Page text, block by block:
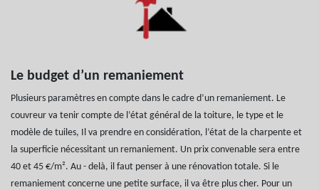
Le budget d’un remaniement
Plusieurs paramètres en compte dans le cadre d’un remaniement. Le
couvreur va tenir compte de l’état général de la toiture, le type et le
modèle de tuiles, Il va prendre en considération, l’état de la charpente et
la superficie nécessitant un remaniement. Un prix convenable sera entre
40 et 45 €/m². Au - delà, il faut penser à une rénovation totale. Si le
remaniement concerne une petite surface, il va être plus cher. Pour un